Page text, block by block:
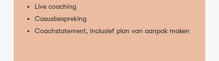
Live coaching
Casusbespreking
Coachstatement, inclusief plan van aanpak maken